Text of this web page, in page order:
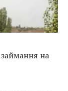
займання на